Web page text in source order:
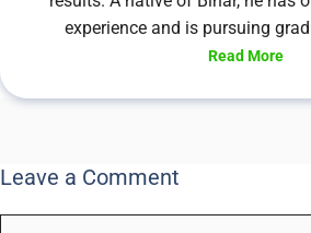
experience and is pursuing
Read More
Leave a Comment